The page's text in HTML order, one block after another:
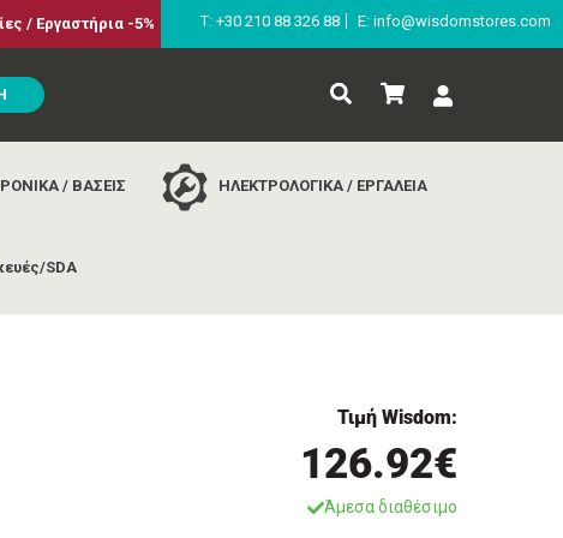
/ Εργαστήρια -5% Τ: +30 210 88 326 88 E: info@wisdomstores.com
/ ΒΑΣΕΙΣ ΗΛΕΚΤΡΟΛΟΓΙΚΑ / ΕΡΓΑΛΕΙΑ
SDA
Τιμή Wisdom:
126.92€
Άμεσα διαθέσιμο